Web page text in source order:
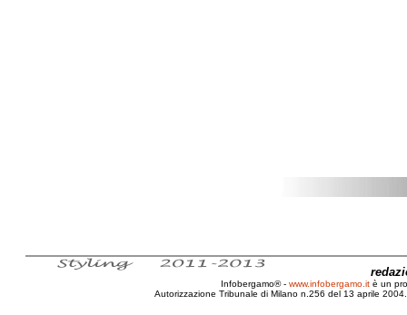
Infobergamo® - www.infobergamo.it è un
Autorizzazione Tribunale di Milano n.256 del 13 aprile